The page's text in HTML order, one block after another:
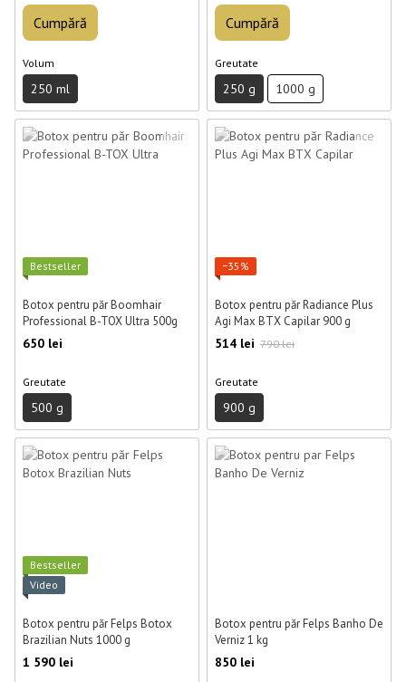
Cumpără
Volum
250 ml
Cumpără
Greutate
250 g 1000 g
Best­seller
Botox pentru păr Boomhair
Professional B-TOX Ultra 500g
650 lei
Greutate
500 g
−35%
Botox pentru păr Radiance Plus
Agi Max BTX Capilar 900 g
514 lei 790 lei
Greutate
900 g
Best­seller
Video
Botox pentru păr Felps Botox
Brazilian Nuts 1000 g
1 590 lei
Botox pentru păr Felps Banho De
Verniz 1 kg
850 lei